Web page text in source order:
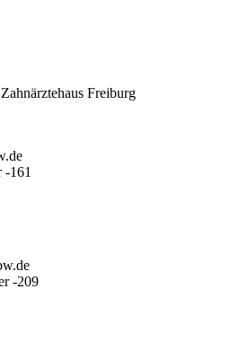
Freiburg
-161
-209